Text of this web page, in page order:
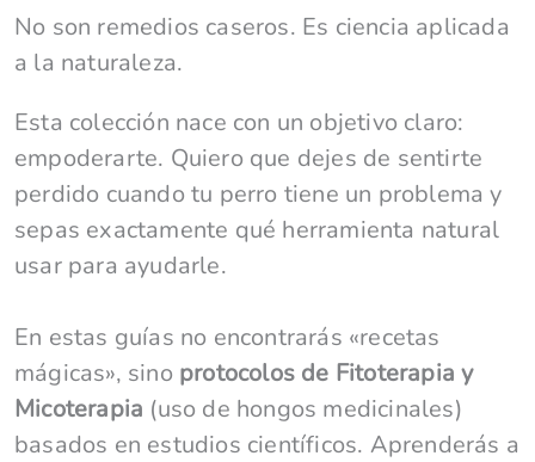
No son remedios caseros. Es ciencia aplicada
a la naturaleza.
Esta colección nace con un objetivo claro:
empoderarte. Quiero que dejes de sentirte
perdido cuando tu perro tiene un problema y
sepas exactamente qué herramienta natural
usar para ayudarle.
En estas guías no encontrarás «recetas
mágicas», sino protocolos de Fitoterapia y
Micoterapia (uso de hongos medicinales)
basados en estudios científicos. Aprenderás a